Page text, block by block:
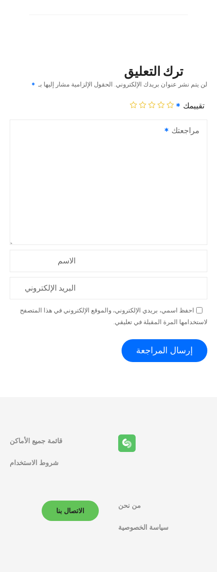
ترك التعليق
لن يتم نشر عنوان بريدك الإلكتروني. الحقول الإلزامية مشار إليها بـ
تقييمك
مراجعتك
الاسم
البريد الإلكتروني
احفظ اسمي، بريدي الإلكتروني، والموقع الإلكتروني في هذا المتصفح
لاستخدامها المرة المقبلة في تعليقي.
قائمة جميع الأماكن
شروط الاستخدام
من نحن
سياسة الخصوصية
الاتصال بنا